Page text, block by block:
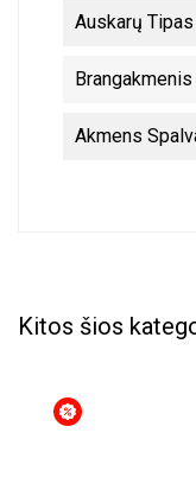
Auskarų Tipas
Brangakmenis
Akmens
Kitos šios